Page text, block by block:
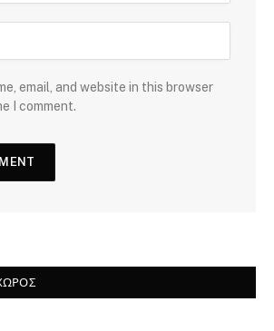
email, and website in this browser
I comment.